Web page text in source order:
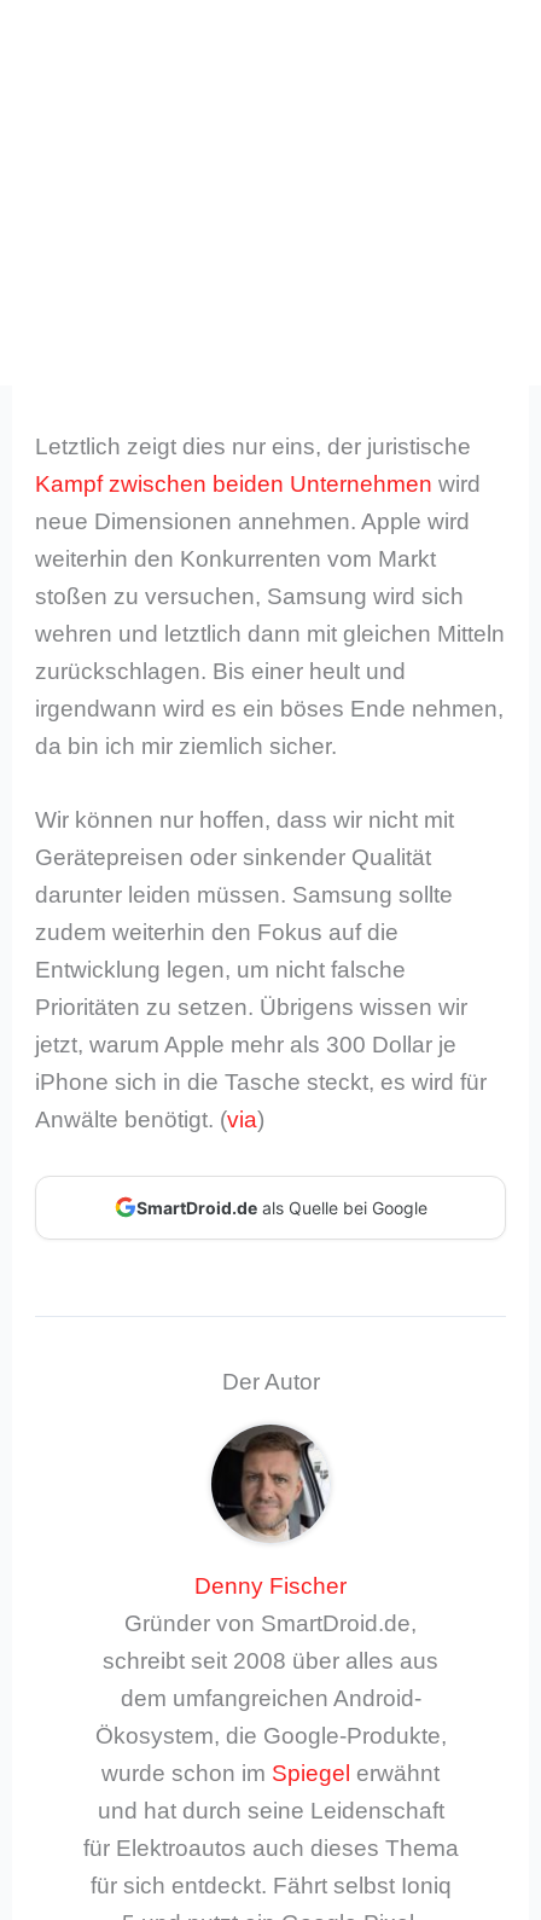
Letztlich zeigt dies nur eins, der juristische
Kampf zwischen beiden Unternehmen wird
neue Dimensionen annehmen. Apple wird
weiterhin den Konkurrenten vom Markt
stoßen zu versuchen, Samsung wird sich
wehren und letztlich dann mit gleichen Mitteln
zurückschlagen. Bis einer heult und
irgendwann wird es ein böses Ende nehmen,
da bin ich mir ziemlich sicher.
Wir können nur hoffen, dass wir nicht mit
Gerätepreisen oder sinkender Qualität
darunter leiden müssen. Samsung sollte
zudem weiterhin den Fokus auf die
Entwicklung legen, um nicht falsche
Prioritäten zu setzen. Übrigens wissen wir
jetzt, warum Apple mehr als 300 Dollar je
iPhone sich in die Tasche steckt, es wird für
Anwälte benötigt. (via)
SmartDroid.deals Quelle bei Google
Der Autor
Denny Fischer
Gründer von SmartDroid.de,
schreibt seit 2008 über alles aus
dem umfangreichen Android-
Ökosystem, die Google-Produkte,
wurde schon im Spiegel erwähnt
und hat durch seine Leidenschaft
für Elektroautos auch dieses Thema
für sich entdeckt. Fährt selbst Ioniq